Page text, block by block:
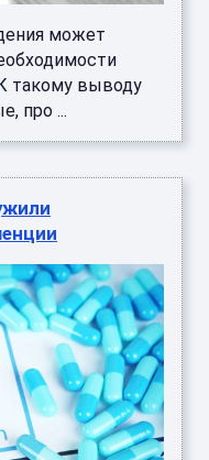
может
такому выводу
про ...